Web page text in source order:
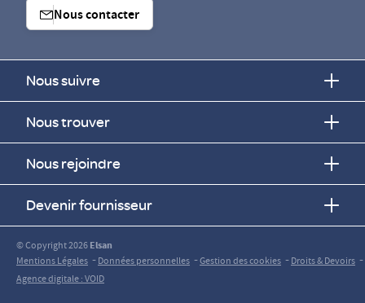
Nous contacter
Nous suivre
Nous trouver
Nous rejoindre
Devenir fournisseur
© Copyright 2026Elsan
Mentions Légales -Données personnelles -Gestion des cookies -Droits & Devoirs -
Agence digitale : VOID